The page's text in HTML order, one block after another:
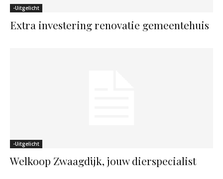
-Uitgelicht
Extra investering renovatie gemeentehuis
-Uitgelicht
Welkoop Zwaagdijk, jouw dierspecialist